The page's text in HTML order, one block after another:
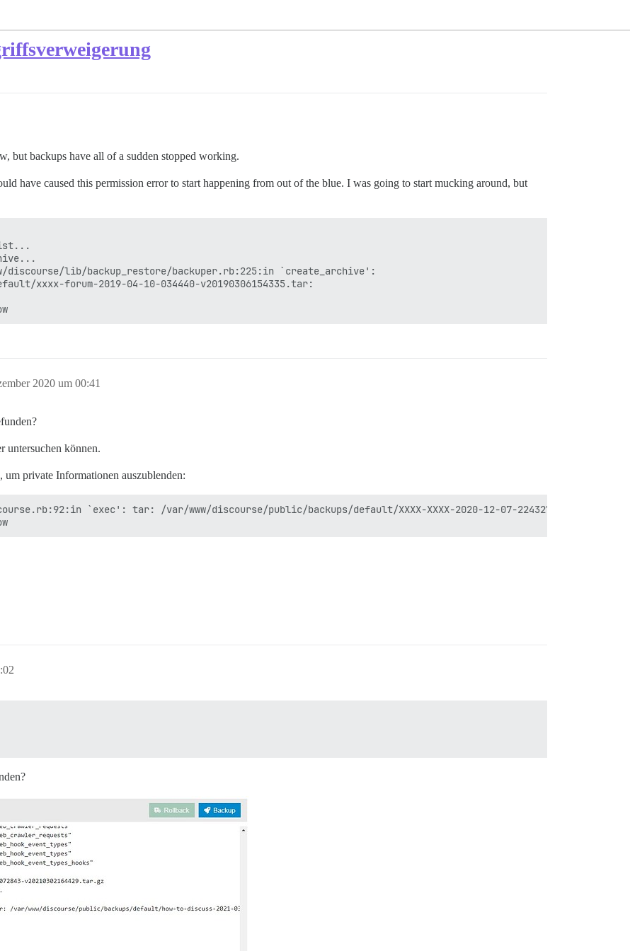
but backups have all of a sudden stopped working.
have caused this permission error to start happening from out of the blue. I was going to start mucking around, but
discourse/lib/backup_restore/backuper.rb:225:in `create_archive':
xxxx-forum-2019-04-10-034440-v20190306154335.tar:
2020 um 00:41
untersuchen können.
private Informationen auszublenden:
`exec': tar: /var/www/discourse/public/backups/default/XXXX-XXXX-2020-12-07-224327-